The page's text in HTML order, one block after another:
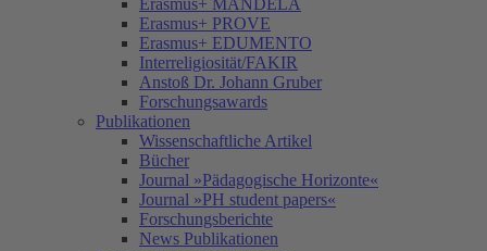
Erasmus+ MANDELA
Erasmus+ PROVE
Erasmus+ EDUMENTO
Interreligiosität/FAKIR
Anstoß Dr. Johann Gruber
Forschungsawards
Publikationen
Wissenschaftliche Artikel
Bücher
Journal »Pädagogische Horizonte«
Journal »PH student papers«
Forschungsberichte
News Publikationen